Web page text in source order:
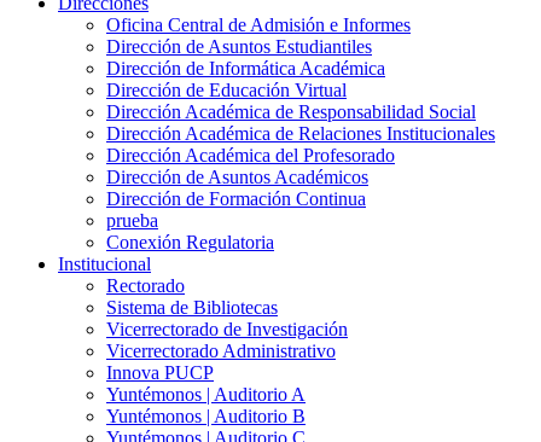
Oficina Central de Admisión e Informes
Dirección de Asuntos Estudiantiles
Dirección de Informática Académica
Dirección de Educación Virtual
Dirección Académica de Responsabilidad Social
Dirección Académica de Relaciones Institucionales
Dirección Académica del Profesorado
Dirección de Asuntos Académicos
Dirección de Formación Continua
prueba
Conexión Regulatoria
Institucional
Rectorado
Sistema de Bibliotecas
Vicerrectorado de Investigación
Vicerrectorado Administrativo
Innova PUCP
Yuntémonos | Auditorio A
Yuntémonos | Auditorio B
Yuntémonos | Auditorio C